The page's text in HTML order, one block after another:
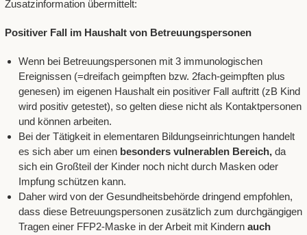
Zusatzinformation übermittelt:
Positiver Fall im Haushalt von Betreuungspersonen
Wenn bei Betreuungspersonen mit 3 immunologischen
Ereignissen (=dreifach geimpften bzw. 2fach-geimpften plus
genesen) im eigenen Haushalt ein positiver Fall auftritt (zB Kind
wird positiv getestet), so gelten diese nicht als Kontaktpersonen
und können arbeiten.
Bei der Tätigkeit in elementaren Bildungseinrichtungen handelt
es sich aber um einen besonders vulnerablen Bereich,da
sich ein Großteil der Kinder noch nicht durch Masken oder
Impfung schützen kann.
Daher wird von der Gesundheitsbehörde dringend empfohlen,
dass diese Betreuungspersonen zusätzlich zum durchgängigen
Tragen einer FFP2-Maske in der Arbeit mit Kindern auch